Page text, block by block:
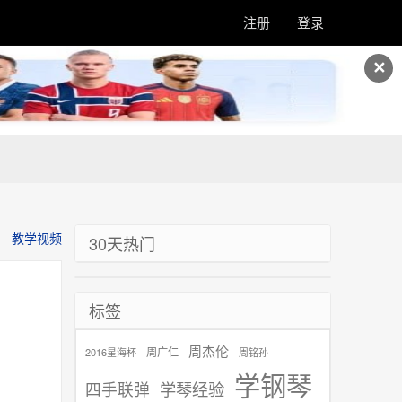
✕
注册 登录
教学视频 30天热门
标签
2016星海杯 周广仁 周杰伦 周铭孙
四手联弹 学琴经验 学钢琴